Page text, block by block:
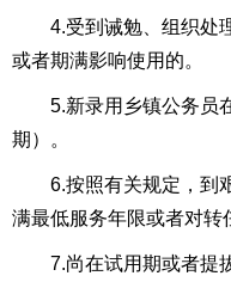
4.受到诫勉、组织处理
或者期满影响使用的。
5.新录用乡镇公务员在
期）。
6.按照有关规定，到艰
满最低服务年限或者对转
7.尚在试用期或者提拔